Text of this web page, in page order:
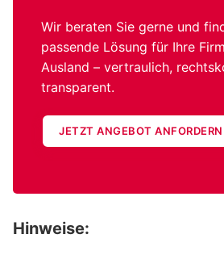
Wir beraten Sie gerne und
passende Lösung für Ihre
Ausland – vertraulich,
transparent.
JETZT ANGEBOT ANFORDERN
Hinweise: